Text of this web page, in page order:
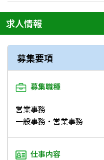
求人情報
募集要項
募集職種
営業事務
一般事務・営業事務
仕事内容